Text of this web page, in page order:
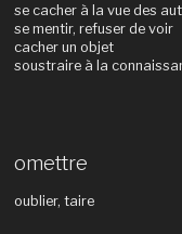
se cacher à la vue des
se mentir, refuser de voir
cacher un objet
soustraire à la
omettre
oublier, taire